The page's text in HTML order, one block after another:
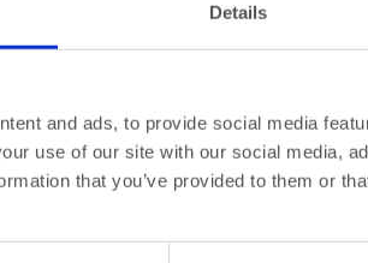
Details
and ads, to provide social media
use of our site with our social media,
that you’ve provided to them or
Van12 augustus t/m 30 augustusben ik
door — elk cadeau wordt met zorg
Ik wens je een hele fijne